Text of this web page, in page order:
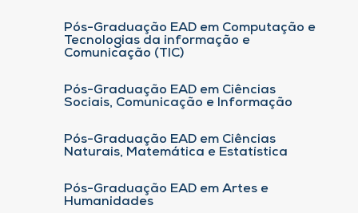
Pós-Graduação EAD em Computação e
Tecnologias da informação e
Comunicação (TIC)
Pós-Graduação EAD em Ciências
Sociais, Comunicação e Informação
Pós-Graduação EAD em Ciências
Naturais, Matemática e Estatística
Pós-Graduação EAD em Artes e
Humanidades